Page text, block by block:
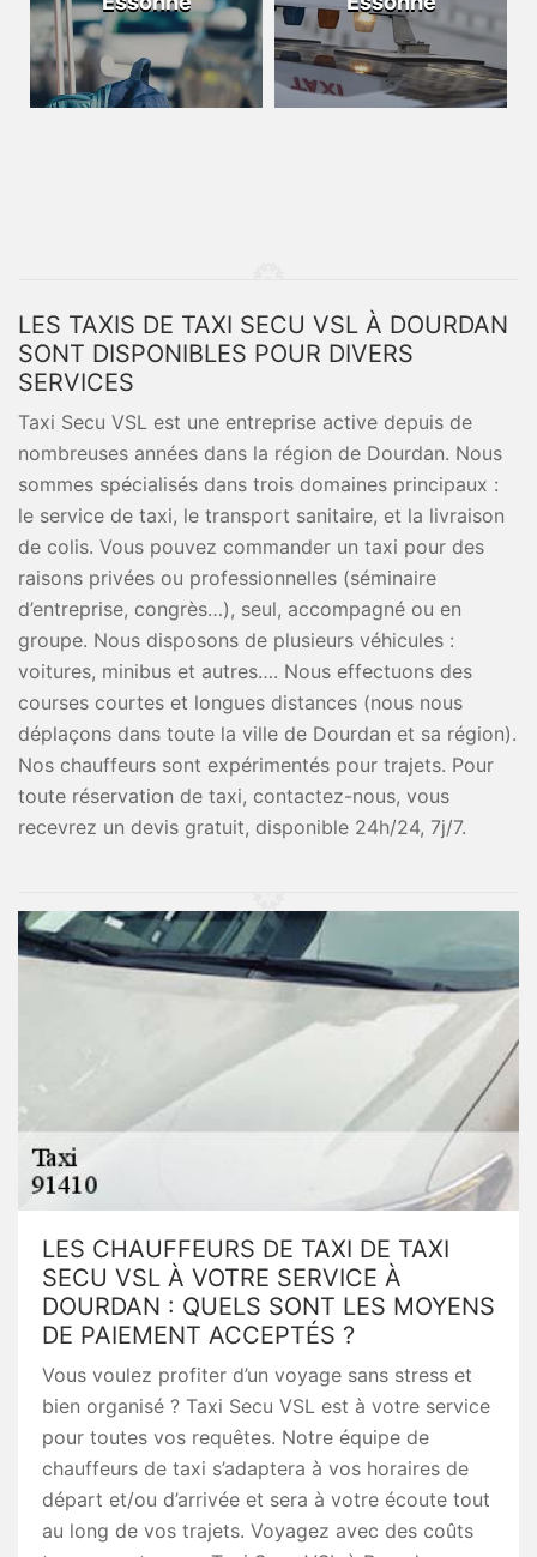
LES TAXIS DE TAXI SECU VSL À DOURDAN
SONT DISPONIBLES POUR DIVERS
SERVICES
Taxi Secu VSL est une entreprise active depuis de
nombreuses années dans la région de Dourdan. Nous
sommes spécialisés dans trois domaines principaux :
le service de taxi, le transport sanitaire, et la livraison
de colis. Vous pouvez commander un taxi pour des
raisons privées ou professionnelles (séminaire
d’entreprise, congrès…), seul, accompagné ou en
groupe. Nous disposons de plusieurs véhicules :
voitures, minibus et autres…. Nous effectuons des
courses courtes et longues distances (nous nous
déplaçons dans toute la ville de Dourdan et sa région).
Nos chauffeurs sont expérimentés pour trajets. Pour
toute réservation de taxi, contactez-nous, vous
recevrez un devis gratuit, disponible 24h/24, 7j/7.
LES CHAUFFEURS DE TAXI DE TAXI
SECU VSL À VOTRE SERVICE À
DOURDAN : QUELS SONT LES MOYENS
DE PAIEMENT ACCEPTÉS ?
Vous voulez profiter d’un voyage sans stress et
bien organisé ? Taxi Secu VSL est à votre service
pour toutes vos requêtes. Notre équipe de
chauffeurs de taxi s’adaptera à vos horaires de
départ et/ou d’arrivée et sera à votre écoute tout
au long de vos trajets. Voyagez avec des coûts